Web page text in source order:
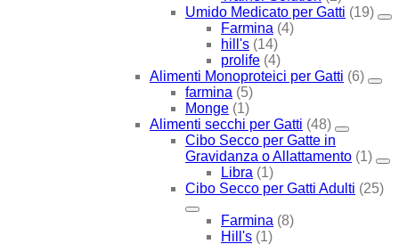
Umido Medicato per Gatti (19)
Farmina (4)
hill's (14)
prolife (4)
Alimenti Monoproteici per Gatti (6)
farmina (5)
Monge (1)
Alimenti secchi per Gatti (48)
Cibo Secco per Gatte in
Gravidanza o Allattamento (1)
Libra (1)
Cibo Secco per Gatti Adulti (25)
Farmina (8)
Hill's (1)